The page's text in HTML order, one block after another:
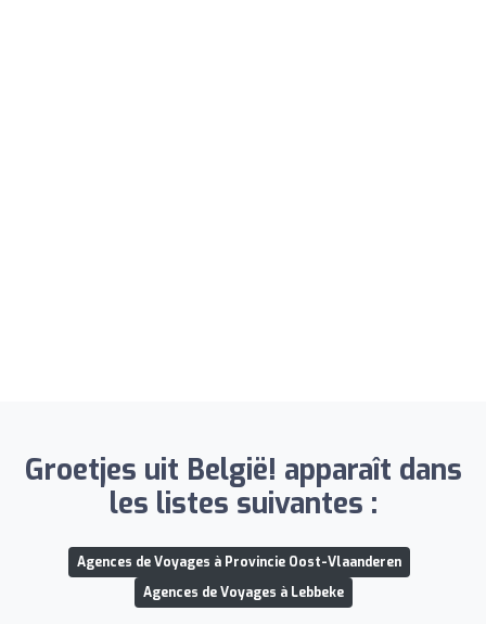
Groetjes uit België! apparaît dans
les listes suivantes :
Agences de Voyages à Provincie Oost-Vlaanderen
Agences de Voyages à Lebbeke